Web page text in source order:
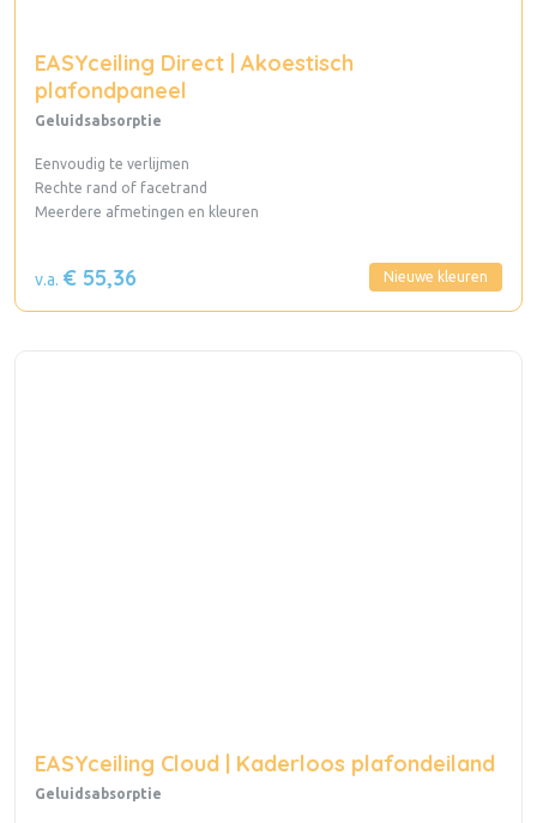
EASYceiling Direct | Akoestisch
plafondpaneel
Geluidsabsorptie
Eenvoudig te verlijmen
Rechte rand of facetrand
Meerdere afmetingen en kleuren
Nieuwe kleuren
v.a. € 55,36
EASYceiling Cloud | Kaderloos plafondeiland
Geluidsabsorptie